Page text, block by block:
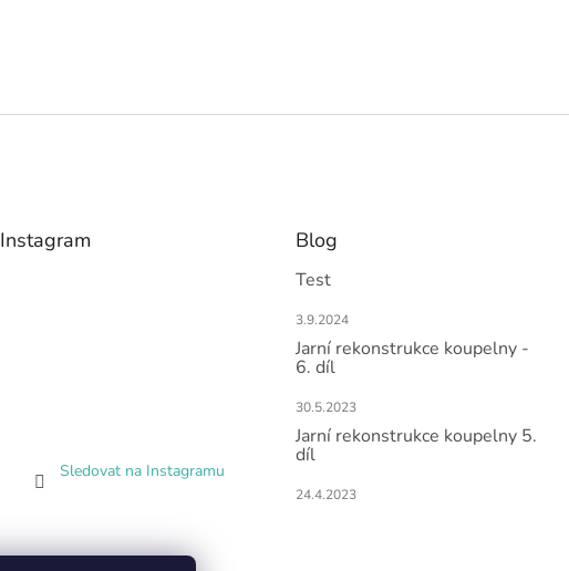
Instagram
Sledovat na Instagramu
Blog
Test
3.9.2024
Jarní rekonstrukce koupelny -
6. díl
30.5.2023
Jarní rekonstrukce koupelny 5.
díl
24.4.2023